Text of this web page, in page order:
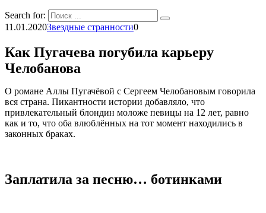
Search for:
11.01.2020Звездные странности0
Как Пугачева погубила карьеру
Челобанова
О романе Аллы Пугачёвой с Сергеем Челобановым говорила
вся страна. Пикантности истории добавляло, что
привлекательный блондин моложе певицы на 12 лет, равно
как и то, что оба влюблённых на тот момент находились в
законных браках.
Заплатила за песню… ботинками